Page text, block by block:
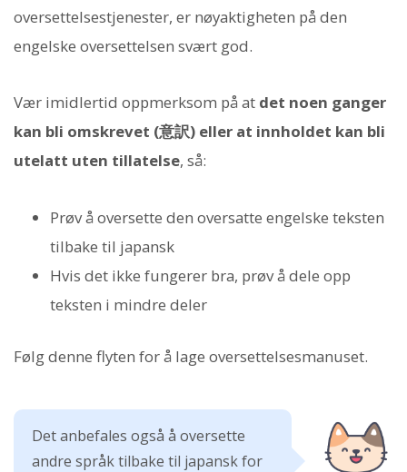
oversettelsestjenester, er nøyaktigheten på den
engelske oversettelsen svært god.
Vær imidlertid oppmerksom på at det noen ganger
kan bli omskrevet (意訳) eller at innholdet kan bli
utelatt uten tillatelse, så:
Prøv å oversette den oversatte engelske teksten
tilbake til japansk
Hvis det ikke fungerer bra, prøv å dele opp
teksten i mindre deler
Følg denne flyten for å lage oversettelsesmanuset.
Det anbefales også å oversette
andre språk tilbake til japansk for